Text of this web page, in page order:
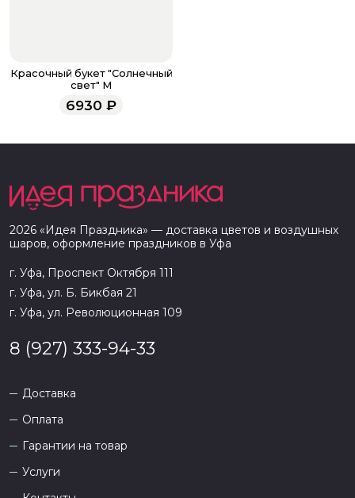
Красочный букет "Солнечный
свет" M
6930 ₽
2026 «Идея Праздника» — доставка цветов и воздушных
шаров, оформление праздников в Уфа
г. Уфа, Проспект Октября 111
г. Уфа, ул. Б. Бикбая 21
г. Уфа, ул. Революционная 109
8 (927) 333-94-33
Доставка
Оплата
Гарантии на товар
Услуги